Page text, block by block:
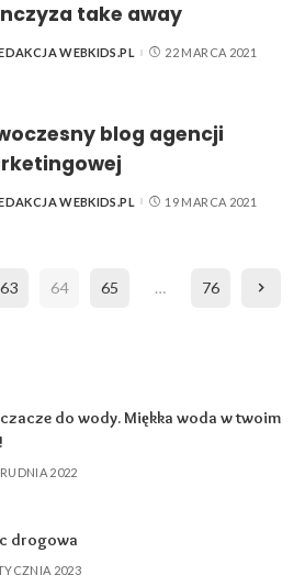
take away
WEBKIDS.PL 22 MARCA 2021
blog agencji
WEBKIDS.PL 19 MARCA 2021
63 64 65 … 76
do wody. Miękka woda w twoim
2022
drogowa
2023